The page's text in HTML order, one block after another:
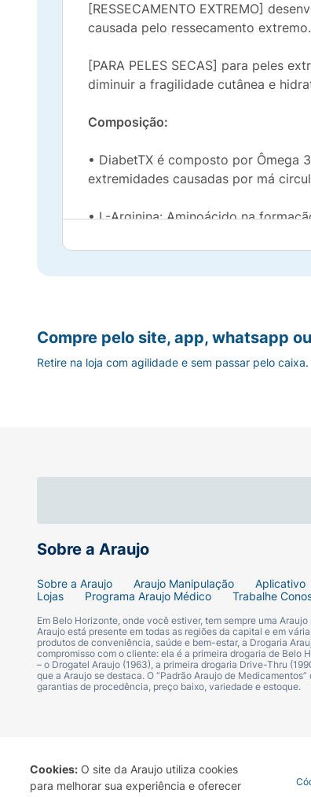
Cookies: O site da Araujo utiliza cookies
para melhorar sua experiência e oferecer
[RESSECAMENTO EXTREMO]
causada pelo ressecamento extremo.
[PARA PELES SECAS] para peles
diminuir a fragilidade cutânea e
Composição:
• DiabetTX é composto por Ômega
extremidades causadas por má
• L-Arginina: Aminoácido na
• Macadâmia Ternifolia: É um dos
impede a oxidação das células e
[PELE DO DIABÉTICO] A pele do
extremamente secas, que
circulares até que o creme seja
DIABETTX CREME CORPORAL foi
alivia a ASPEREZA causada pelo
Produto para o cuidado da pele dos
Modo de usar:
Aplique o creme
com movimentos circulares até que
Sobre a Araujo
Sobre a Araujo Araujo Manipulação Aplicativo
Lojas
Programa Araujo Médico Trabalhe
Em Belo Horizonte, onde você estiver, tem sempre uma
Araujo está presente em todas as regiões da capital e em
produtos de conveniência, saúde e bem-estar, a Drogaria
compromisso com o cliente: ela é a primeira drogaria de
– o Drogatel Araujo (1963), a primeira drogaria Drive-Thru
que a Araujo se destaca. O “Padrão Araujo de
garantias de procedência, preço baixo, variedade e estoque.
Compre pelo site, app, whatsapp
Retire na loja com agilidade e sem passar pelo caixa.
Termo de Uso Portal da Privacidade Covid-19